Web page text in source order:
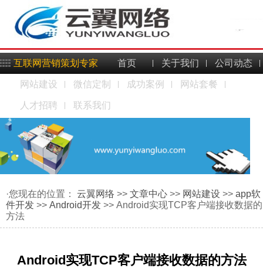
互联网营销策划专家 首页 关于我们 公司动态
网站建设 微信定制 成功案例 网站套餐
人才招聘 联系我们
·您现在的位置： 云翼网络 >> 文章中心 >> 网站建设 >> app软
件开发 >> Android开发 >> Android实现TCP客户端接收数据的
方法
Android实现TCP客户端接收数据的方法